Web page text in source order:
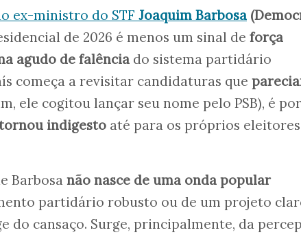
ex-ministro do STF Joaquim Barbosa
de 2026 é menos um sinal de força
agudo de falência do sistema partidário
começa a revisitar candidaturas que
ele cogitou lançar seu nome pelo PSB), é
indigesto até para os próprios eleitores
Barbosa não nasce de uma onda popular
partidário robusto ou de um projeto
do cansaço. Surge, principalmente, da